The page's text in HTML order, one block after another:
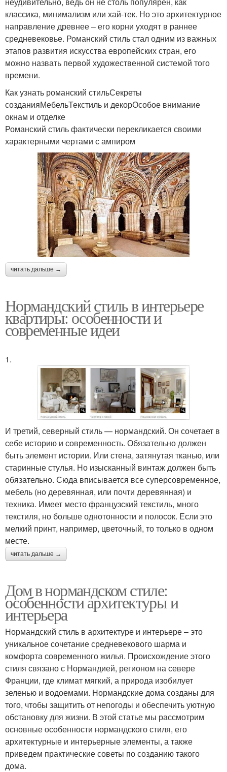
классика, минимализм или хай-тек. Но это архитектурное
направление древнее – его корни уходят в раннее
средневековье. Романский стиль стал одним из важных
этапов развития искусства европейских стран, его
можно назвать первой художественной системой того
времени.
Как узнать романский стильСекреты
созданияМебельТекстиль и декорОсобое внимание
окнам и отделке
Романский стиль фактически перекликается своими
характерными чертами с ампиром
читать дальше →
Нормандский стиль в интерьере
квартиры: особенности и
современные идеи
1.
И третий, северный стиль — нормандский. Он сочетает в
себе историю и современность. Обязательно должен
быть элемент истории. Или стена, затянутая тканью, или
старинные стулья. Но изысканный винтаж должен быть
обязательно. Сюда вписывается все суперсовременное,
мебель (но деревянная, или почти деревянная) и
техника. Имеет место французский текстиль, много
текстиля, но больше однотонности и полосок. Если это
мелкий принт, например, цветочный, то только в одном
месте.
читать дальше →
Дом в нормандском стиле:
особенности архитектуры и
интерьера
Нормандский стиль в архитектуре и интерьере – это
уникальное сочетание средневекового шарма и
комфорта современного жилья. Происхождение этого
стиля связано с Нормандией, регионом на севере
Франции, где климат мягкий, а природа изобилует
зеленью и водоемами. Нормандские дома созданы для
того, чтобы защитить от непогоды и обеспечить уютную
обстановку для жизни. В этой статье мы рассмотрим
основные особенности нормандского стиля, его
архитектурные и интерьерные элементы, а также
приведем практические советы по созданию такого
дома.